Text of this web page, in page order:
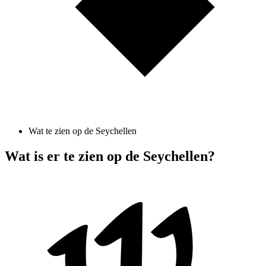
Wat te zien op de Seychellen
Wat is er te zien op de Seychellen?